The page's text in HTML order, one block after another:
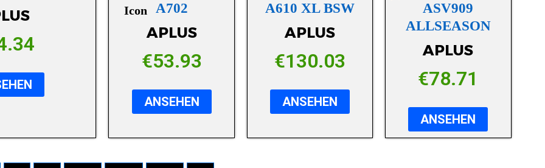
A702
APLUS
€53.93
ANSEHEN
A610 XL BSW
APLUS
€130.03
ANSEHEN
ASV909
ALLSEASON
APLUS
€78.71
ANSEHEN